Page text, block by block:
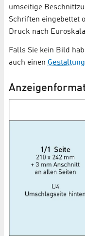
umseitige
Schriften eingebettet
Druck nach
Falls Sie kein Bild
auch einen